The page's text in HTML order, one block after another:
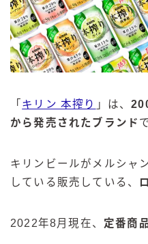
「 キリン 本搾り 」は、
から発売されたブランド
キリンビールがメルシャ
している販売している、
2022年8月現在、 定番商